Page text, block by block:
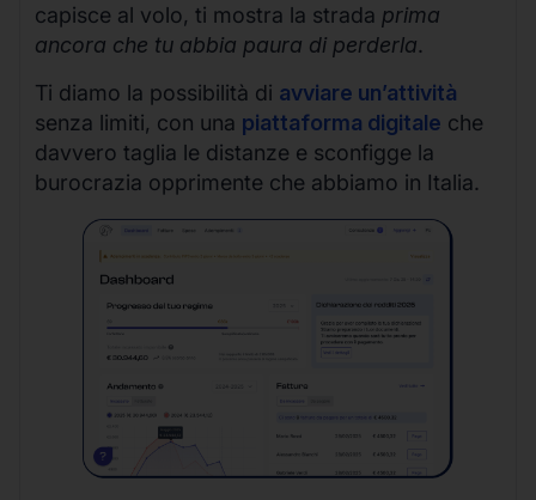
capisce al volo, ti mostra la strada prima
ancora che tu abbia paura di perderla.
Ti diamo la possibilità di avviare un’attività
senza limiti, con una piattaforma digitale che
davvero taglia le distanze e sconfigge la
burocrazia opprimente che abbiamo in Italia.